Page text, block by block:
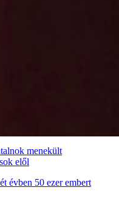
menekült
elől
évben 50 ezer embert